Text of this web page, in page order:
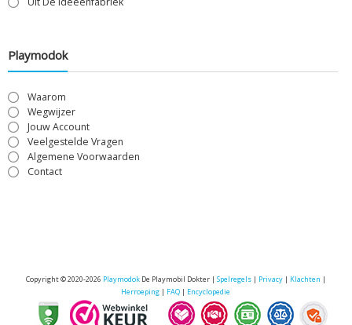
Playmodok
Waarom
Wegwijzer
Jouw Account
Veelgestelde Vragen
Algemene Voorwaarden
Contact
Copyright © 2020-2026 PlaymodokDe Playmobil Dokter | Spelregels| Privacy | Klachten |
Herroeping | FAQ | Encyclopedie